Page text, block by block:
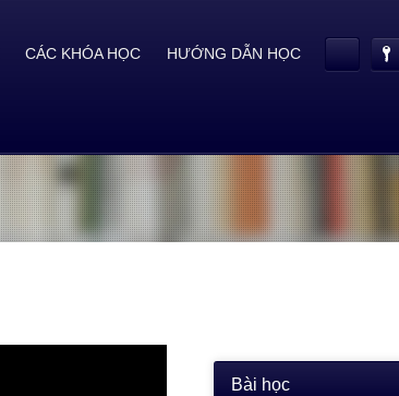
CÁC KHÓA HỌC HƯỚNG DẪN HỌC
Bài học